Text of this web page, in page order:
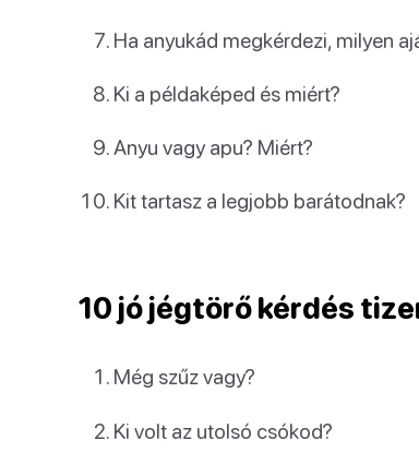
Ha anyukád megkérdezi, milyen
Ki a példaképed és miért?
Anyu vagy apu? Miért?
Kit tartasz a legjobb barátodnak?
10 jó jégtörő kérdés
Még szűz vagy?
Ki volt az utolsó csókod?